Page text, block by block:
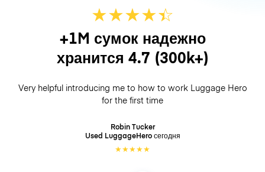
★★★★☆
★
+1M сумок надежно
хранится 4.7 (300k+)
Very helpful introducing me to how to work Luggage Hero
for the first time
Robin Tucker
Used LuggageHeroсегодня
★★★★★